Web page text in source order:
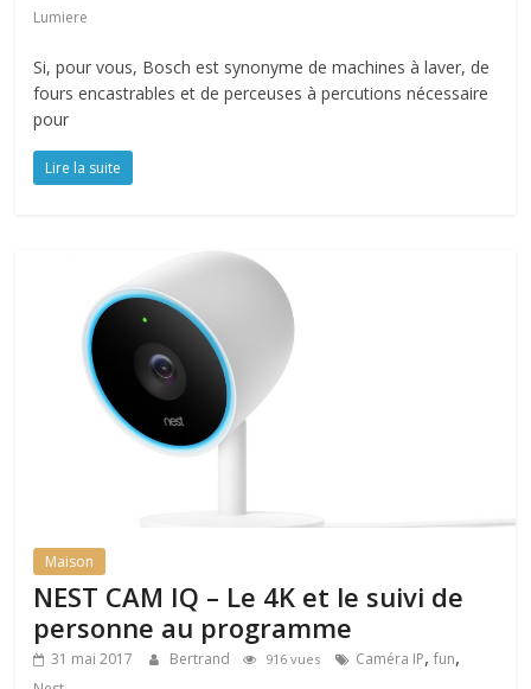
Lumiere
Si, pour vous, Bosch est synonyme de machines à laver, de
fours encastrables et de perceuses à percutions nécessaire
pour
Lire la suite
Maison
NEST CAM IQ – Le 4K et le suivi de
personne au programme
31 mai 2017 Bertrand 916 vues Caméra IP,fun,